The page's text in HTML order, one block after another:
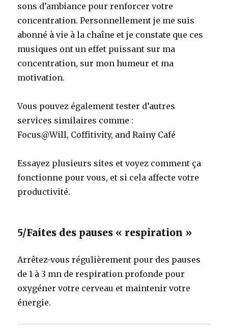
sons d’ambiance pour renforcer votre
concentration. Personnellement je me suis
abonné à vie à la chaîne et je constate que ces
musiques ont un effet puissant sur ma
concentration, sur mon humeur et ma
motivation.
Vous pouvez également tester d’autres
services similaires comme :
Focus@Will, Coffitivity, and Rainy Café
Essayez plusieurs sites et voyez comment ça
fonctionne pour vous, et si cela affecte votre
productivité.
5/Faites des pauses « respiration »
Arrêtez-vous régulièrement pour des pauses
de 1 à 3 mn de respiration profonde pour
oxygéner votre cerveau et maintenir votre
énergie.